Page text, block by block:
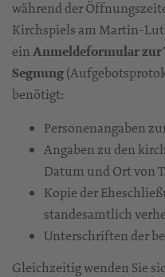
während der
Kirchspiels am Martin-
einAnmeldeformular
Segnung
benötigt:
Personenangaben
Angaben zu den
Datum und Ort von
Kopie der
standesamtlich
Unterschriften der
Gleichzeitig wenden Sie